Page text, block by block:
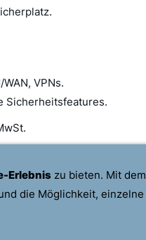
VPNs.
Sicherheitsfeatures.
IMPRESSUM
Erlebnis zu bieten. Mit dem
die Möglichkeit, einzelne